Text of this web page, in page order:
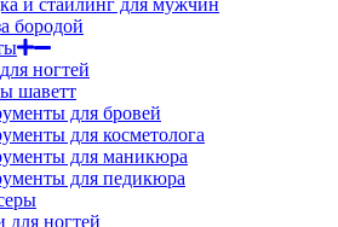
и стайлинг для мужчин
бородой
ногтей
шаветт
для бровей
для косметолога
для маникюра
для педикюра
для ногтей